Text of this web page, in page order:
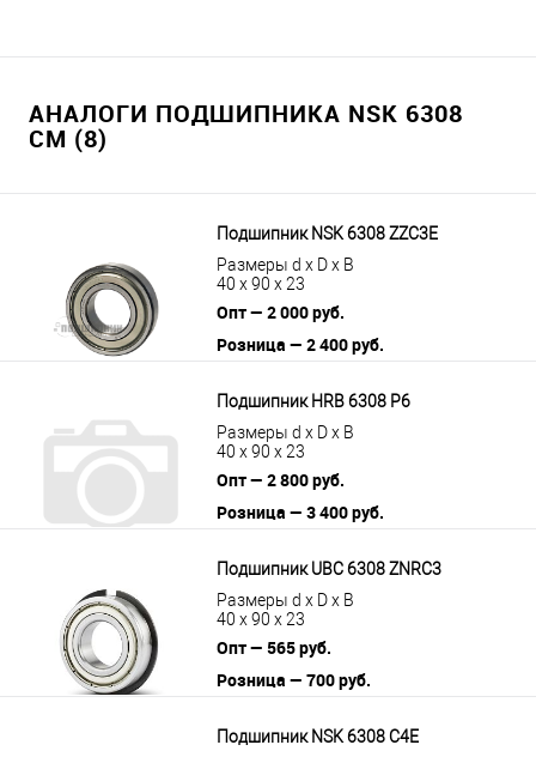
АНАЛОГИ ПОДШИПНИКА NSK 6308
CM (8)
Подшипник NSK 6308 ZZC3E
Размеры d x D x B
40 x 90 x 23
Опт — 2 000 руб.
Розница — 2 400 руб.
Подшипник HRB 6308 P6
Размеры d x D x B
40 x 90 x 23
Опт — 2 800 руб.
Розница — 3 400 руб.
Подшипник UBC 6308 ZNRC3
Размеры d x D x B
40 x 90 x 23
Опт — 565 руб.
Розница — 700 руб.
Подшипник NSK 6308 C4E